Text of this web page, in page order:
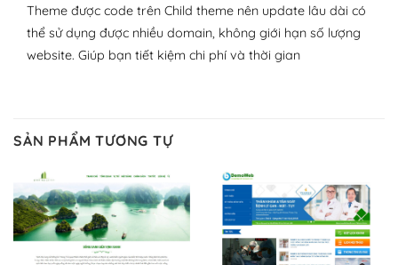
Với mọi Hosting bất kỳ thì WordPress đều có thể dễ
dàng thiết lập vì thực tế nó đã cung cấp khoảng 60%
toàn bộ web.
Dễ dàng lựa chọn Hosting cho website WordPress
– Bảo mật cực tốt
Vì WordPress hiện là nền tảng xây dựng trang web và
blog lớn nhất trên thế giới, quan trọng nhất là bảo vệ
Theme được code trên Child theme nên update lâu dài có
thể sử dụng được nhiều domain, không giới hạn số lượng
website. Giúp bạn tiết kiệm chi phí và thời gian
SẢN PHẨM TƯƠNG TỰ